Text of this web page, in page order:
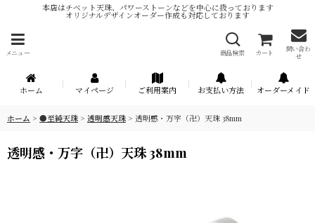
本店はチベット天珠、パワーストーンなどを中心に扱っております
オリジナルデザインオーダー作成も対応しております
メニュー 商品検索 カート
問い合わ
せ
ホーム マイページ ご利用案内 お支払い方法 オーダーメイド
ホーム > ●至純天珠 > 透明感天珠 > 透明感・万字（卍）天珠 38mm
透明感・万字（卍）天珠 38mm